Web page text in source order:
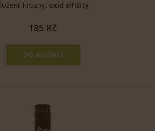
hrozny, oxid siřičitý
185 Kč